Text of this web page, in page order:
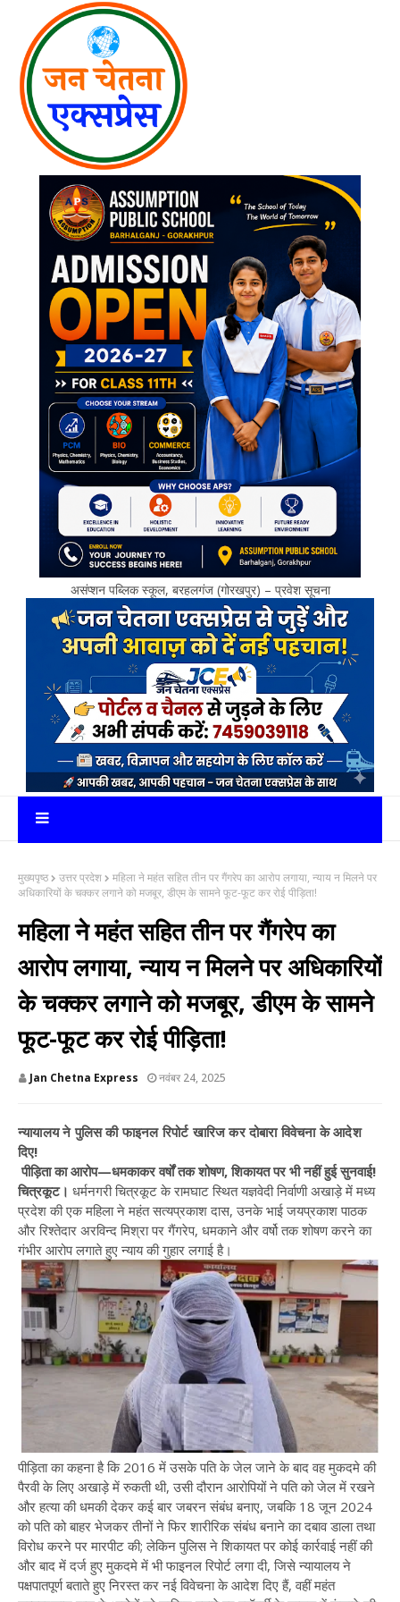
असंप्शन पब्लिक स्कूल, बरहलगंज (गोरखपुर) – प्रवेश सूचना
मुख्यपृष्ठ उत्तर प्रदेश
महिला ने महंत सहित तीन पर गैंगरेप का आरोप लगाया, न्याय न मिलने पर
अधिकारियों के चक्कर लगाने को मजबूर, डीएम के सामने फूट-फूट कर रोई पीड़िता!
महिला ने महंत सहित तीन पर गैंगरेप का
आरोप लगाया, न्याय न मिलने पर अधिकारियों
के चक्कर लगाने को मजबूर, डीएम के सामने
फूट-फूट कर रोई पीड़िता!
Jan Chetna Express नवंबर 24, 2025
न्यायालय ने पुलिस की फाइनल रिपोर्ट खारिज कर दोबारा विवेचना के आदेश
दिए!
पीड़िता का आरोप—धमकाकर वर्षों तक शोषण, शिकायत पर भी नहीं हुई सुनवाई!
चित्रकूट। धर्मनगरी चित्रकूट के रामघाट स्थित यज्ञवेदी निर्वाणी अखाड़े में मध्य
प्रदेश की एक महिला ने महंत सत्यप्रकाश दास, उनके भाई जयप्रकाश पाठक
और रिश्तेदार अरविन्द मिश्रा पर गैंगरेप, धमकाने और वर्षो तक शोषण करने का
गंभीर आरोप लगाते हुए न्याय की गुहार लगाई है।
पीड़िता का कहना है कि 2016 में उसके पति के जेल जाने के बाद वह मुकदमे की
पैरवी के लिए अखाड़े में रुकती थी, उसी दौरान आरोपियों ने पति को जेल में रखने
और हत्या की धमकी देकर कई बार जबरन संबंध बनाए, जबकि 18 जून 2024
को पति को बाहर भेजकर तीनों ने फिर शारीरिक संबंध बनाने का दबाव डाला तथा
विरोध करने पर मारपीट की; लेकिन पुलिस ने शिकायत पर कोई कार्रवाई नहीं की
और बाद में दर्ज हुए मुकदमे में भी फाइनल रिपोर्ट लगा दी, जिसे न्यायालय ने
पक्षपातपूर्ण बताते हुए निरस्त कर नई विवेचना के आदेश दिए हैं, वहीं महंत